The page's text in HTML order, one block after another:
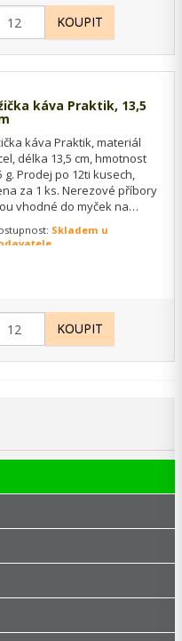
káva Praktik, 13,5
káva Praktik, materiál
délka 13,5 cm, hmotnost
g. Prodej po 12ti kusech,
za 1 ks. Nerezové příbory
vhodné do myček na
Skladem u